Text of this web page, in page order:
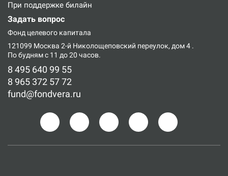
При поддержке билайн
Задать вопрос
Фонд целевого капитала
121099 Москва 2-й Николощеповский переулок, дом 4 .
По будням с 11 до 20 часов.
8 495 640 99 55
8 965 372 57 72
fund@fondvera.ru